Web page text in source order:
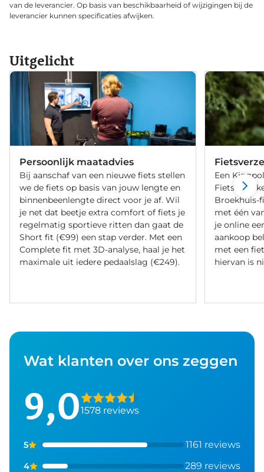
van de leverancier. Op basis van beschikbaarheid of wijzigingen bij de
leverancier kunnen specificaties afwijken.
Uitgelicht
Persoonlijk maatadvies
Bij aanschaf van een nieuwe fiets stellen
we de fiets op basis van jouw lengte en
binnenbeenlengte direct voor je af. Wil
je net dat beetje extra comfort of fiets je
regelmatig sportieve ritten dan gaat de
Short fit (€99) een stap verder. Met een
Complete fit met 3D-analyse, haal je het
maximale uit iedere pedaalslag (€249).
Een
Broekhuis-
met één
je online
aankoop
met een
hiervan is
Wat klanten over ons zeggen
9,01578 reviews
5 1161 reviews
4 289 reviews